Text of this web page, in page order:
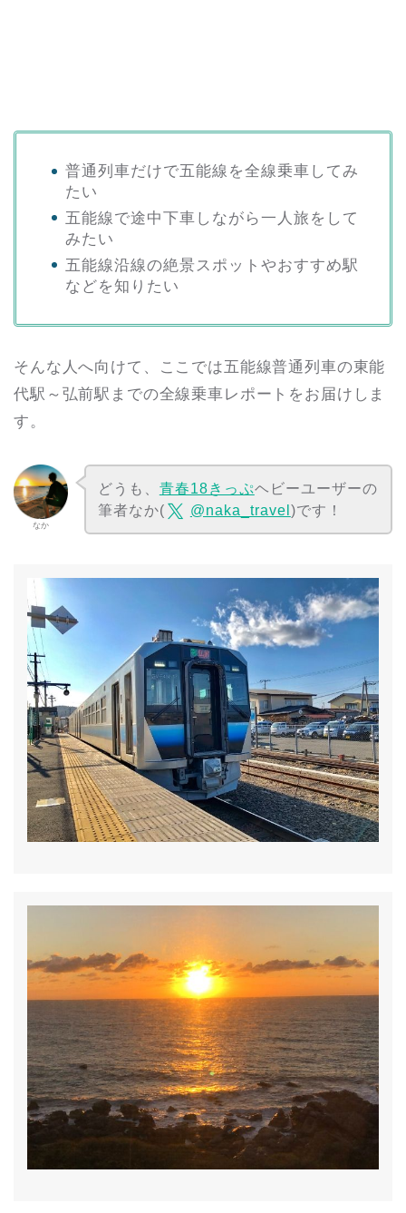
普通列車だけで五能線を全線乗車してみ
たい
五能線で途中下車しながら一人旅をして
みたい
五能線沿線の絶景スポットやおすすめ駅
などを知りたい
そんな人へ向けて、ここでは五能線普通列車の東能
代駅～弘前駅までの全線乗車レポートをお届けしま
す。
なか
どうも、 青春18きっぷヘビーユーザーの
筆者なか(
@naka_travel )です！